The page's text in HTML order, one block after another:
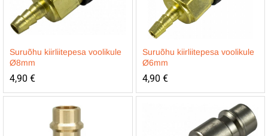
Suruõhu kiirliitepesa voolikule
Ø8mm
4,90 €
Suruõhu kiirliitepesa voolikule
Ø6mm
4,90 €